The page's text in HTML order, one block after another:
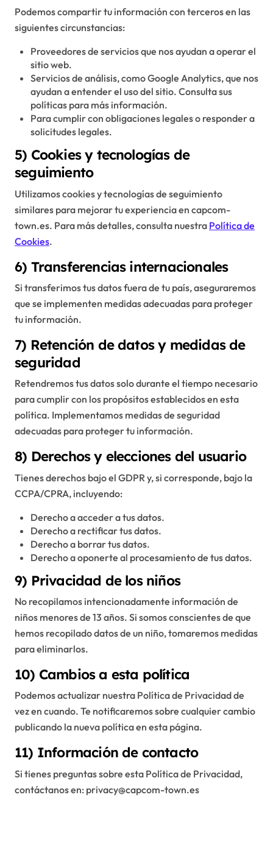
Podemos compartir tu información con terceros en las
siguientes circunstancias:
Proveedores de servicios que nos ayudan a operar el
sitio web.
Servicios de análisis, como Google Analytics, que nos
ayudan a entender el uso del sitio. Consulta sus
políticas para más información.
Para cumplir con obligaciones legales o responder a
solicitudes legales.
5) Cookies y tecnologías de
seguimiento
Utilizamos cookies y tecnologías de seguimiento
similares para mejorar tu experiencia en capcom-
town.es. Para más detalles, consulta nuestra Política de
Cookies.
6) Transferencias internacionales
Si transferimos tus datos fuera de tu país, aseguraremos
que se implementen medidas adecuadas para proteger
tu información.
7) Retención de datos y medidas de
seguridad
Retendremos tus datos solo durante el tiempo necesario
para cumplir con los propósitos establecidos en esta
política. Implementamos medidas de seguridad
adecuadas para proteger tu información.
8) Derechos y elecciones del usuario
Tienes derechos bajo el GDPR y, si corresponde, bajo la
CCPA/CPRA, incluyendo:
Derecho a acceder a tus datos.
Derecho a rectificar tus datos.
Derecho a borrar tus datos.
Derecho a oponerte al procesamiento de tus datos.
9) Privacidad de los niños
No recopilamos intencionadamente información de
niños menores de 13 años. Si somos conscientes de que
hemos recopilado datos de un niño, tomaremos medidas
para eliminarlos.
10) Cambios a esta política
Podemos actualizar nuestra Política de Privacidad de
vez en cuando. Te notificaremos sobre cualquier cambio
publicando la nueva política en esta página.
11) Información de contacto
Si tienes preguntas sobre esta Política de Privacidad,
contáctanos en: privacy@capcom-town.es